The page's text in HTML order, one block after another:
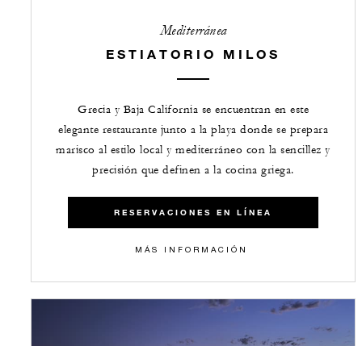
Mediterránea
ESTIATORIO MILOS
Grecia y Baja California se encuentran en este
elegante restaurante junto a la playa donde se prepara
marisco al estilo local y mediterráneo con la sencillez y
precisión que definen a la cocina griega.
RESERVACIONES EN LÍNEA
MÁS INFORMACIÓN